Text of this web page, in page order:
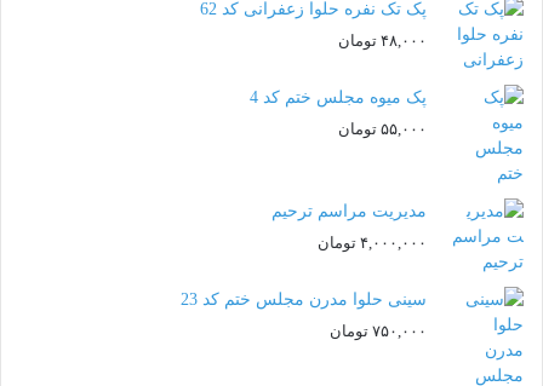
پک تک نفره حلوا زعفرانی کد 62
۴۸,۰۰۰ تومان
پک میوه مجلس ختم کد 4
۵۵,۰۰۰ تومان
مدیریت مراسم ترحیم
۴,۰۰۰,۰۰۰ تومان
سینی حلوا مدرن مجلس ختم کد 23
۷۵۰,۰۰۰ تومان